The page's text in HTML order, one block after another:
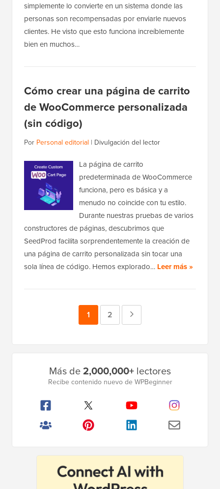
simplemente lo convierte en un sistema donde las
personas son recompensadas por enviarle nuevos
clientes. He visto que esto funciona increíblemente
bien en muchos…
Cómo crear una página de carrito
de WooCommerce personalizada
(sin código)
Por Personal editorial | Divulgación del lector
La página de carrito
predeterminada de WooCommerce
funciona, pero es básica y a
menudo no coincide con tu estilo.
Durante nuestras pruebas de varios
constructores de páginas, descubrimos que
SeedProd facilita sorprendentemente la creación de
una página de carrito personalizada sin tocar una
sola línea de código. Hemos explorado… Leer más »
Página
1 Página
2
Más de2,000,000+ lectores
Recibe contenido nuevo de WPBeginner